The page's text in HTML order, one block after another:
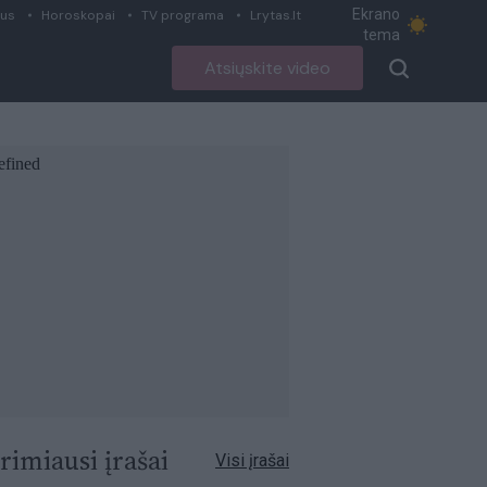
Horoskopai TV programa Lrytas.lt
Ekrano
tema
Atsiųskite video
įrašai Visi įrašai